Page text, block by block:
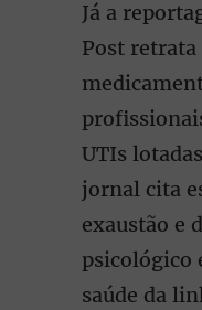
Já a
Post retrata
UTIs
jornal cita
exaustão e
psicológico
saúde da